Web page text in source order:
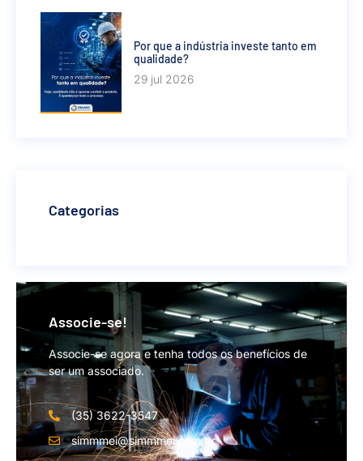
Por que a indústria investe tanto em
qualidade?
29 jul 2026
Categorias
Associe-se!
Associe-se agora e tenha todos os benefícios de
ser um associado.
(35) 3622-3547
simmmei@simmmei.com.br